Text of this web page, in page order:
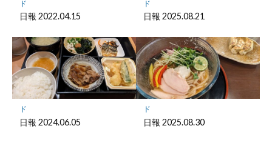
ド
日報 2022.04.15
ド
日報 2025.08.21
ド
日報 2024.06.05
ド
日報 2025.08.30